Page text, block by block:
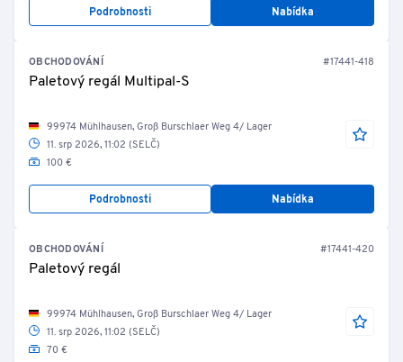
Podrobnosti Nabídka
OBCHODOVÁNÍ #17441-418
Paletový regál Multipal-S
99974 Mühlhausen, Groß Burschlaer Weg 4/ Lager
11. srp 2026, 11:02 (SELČ)
100 €
Podrobnosti Nabídka
OBCHODOVÁNÍ #17441-420
Paletový regál
99974 Mühlhausen, Groß Burschlaer Weg 4/ Lager
11. srp 2026, 11:02 (SELČ)
70 €